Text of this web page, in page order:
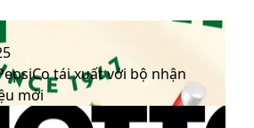
tái xuất với bộ nhận
mới